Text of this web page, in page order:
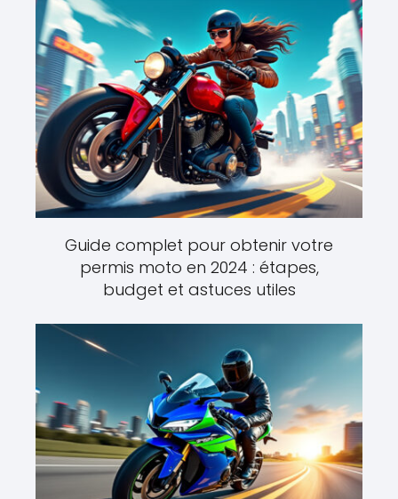
Guide complet pour obtenir votre
permis moto en 2024 : étapes,
budget et astuces utiles